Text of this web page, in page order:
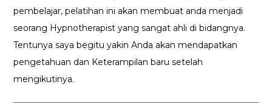
pembelajar, pelatihan ini akan membuat anda menjadi
seorang Hypnotherapist yang sangat ahli di bidangnya.
Tentunya saya begitu yakin Anda akan mendapatkan
pengetahuan dan Keterampilan baru setelah
mengikutinya.